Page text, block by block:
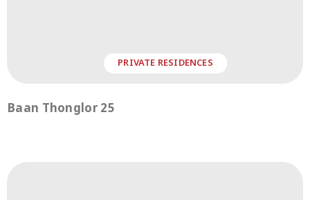
PRIVATE RESIDENCES
Baan Thonglor 25